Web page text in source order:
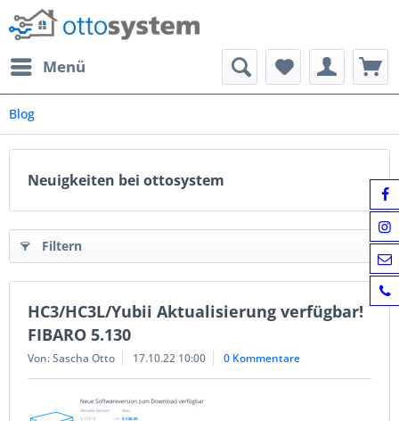
Menü
Blog
Neuigkeiten bei ottosystem
Filtern
HC3/HC3L/Yubii Aktualisierung verfügbar!
FIBARO 5.130
Von: Sascha Otto 17.10.22 10:00 0 Kommentare